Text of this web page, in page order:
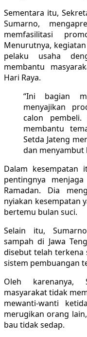
Sementara itu,
Sumarno,
memfasilitasi
Menurutnya,
pelaku usaha
membantu
Hari Raya.
“Ini bagian
menyajikan
calon
membantu
Setda Jateng
dan menyambut
Dalam kesempatan
pentingnya
Ramadan. Dia
nyiakan kesempatan
bertemu bulan suci.
Selain itu,
sampah di Jawa
disebut telah terkena
sistem pembuangan
Oleh karenanya,
masyarakat tidak
mewanti-wanti
merugikan orang
bau tidak sedap.